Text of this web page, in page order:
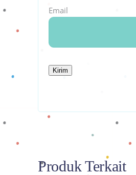
Email
Produk Terkait